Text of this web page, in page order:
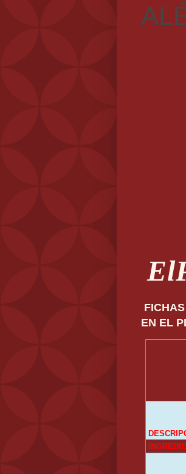
El
EN EL